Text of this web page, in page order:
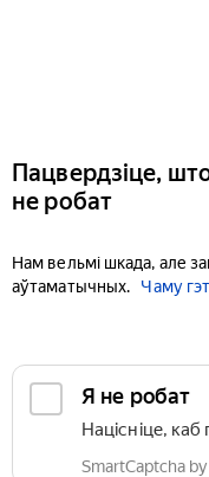
Пацвердзіце,
не робат
Нам вельмі шкада, але
аўтаматычных.
Чаму
Я не робат
Націсніце,
SmartCaptcha